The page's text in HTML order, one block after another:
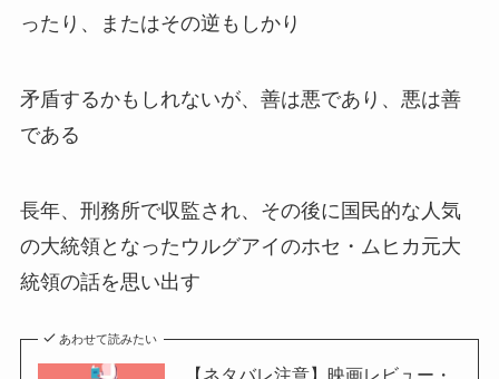
ったり、またはその逆もしかり
矛盾するかもしれないが、善は悪であり、悪は善
である
長年、刑務所で収監され、その後に国民的な人気
の大統領となったウルグアイのホセ・ムヒカ元大
統領の話を思い出す
あわせて読みたい
【ネタバレ注意】映画レビュー・